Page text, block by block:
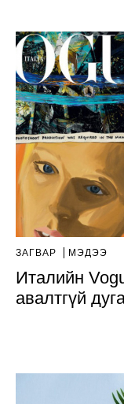
ЗАГВАР МЭДЭЭ
Италийн
авалтгүй